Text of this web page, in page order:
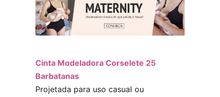
Cinta Modeladora Corselete 25
Barbatanas
Projetada para uso casual ou